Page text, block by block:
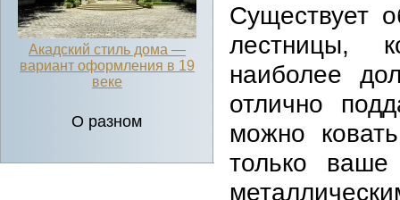
Акадский стиль дома —
вариант оформления в 19
веке
О разном
Существует
лестницы,
наиболее
отлично
можно
только